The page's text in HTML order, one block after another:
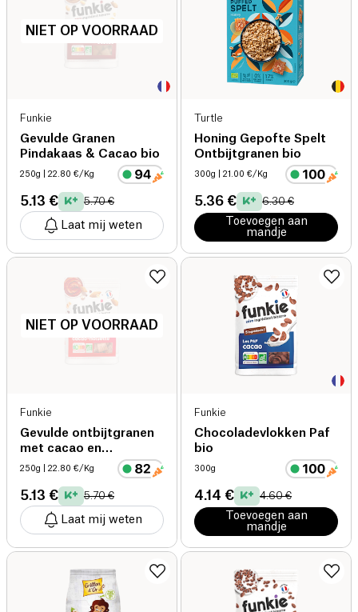
NIET OP VOORRAAD
Funkie
Gevulde Granen
Pindakaas & Cacao bio
250g | 22.80 €/Kg
5.13 € 5.70 €
Laat mij weten
Turtle
Honing Gepofte Spelt
Ontbijtgranen bio
300g | 21.00 €/Kg
5.36 € 6.30 €
Toevoegen aan
mandje
NIET OP VOORRAAD
Funkie
Gevulde ontbijtgranen
met cacao en
hazelnoten bio
250g | 22.80 €/Kg
5.13 € 5.70 €
Laat mij weten
Funkie
Chocoladevlokken Paf
bio
300g
4.14 € 4.60 €
Toevoegen aan
mandje